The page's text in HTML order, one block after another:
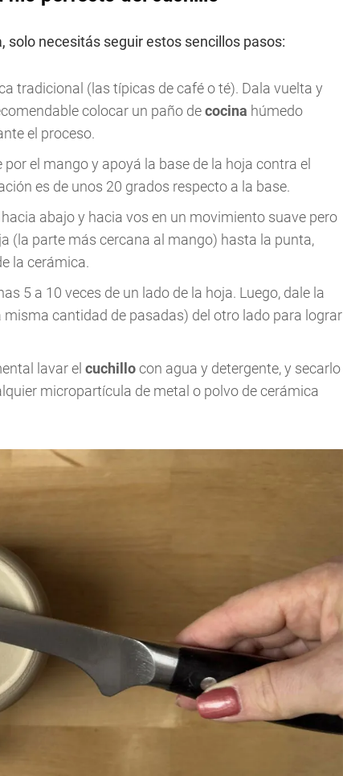
necesitás seguir estos sencillos pasos:
tradicional (las típicas de café o té). Dala vuelta y
colocar un paño decocina húmedo
el proceso.
el mango y apoyá la base de la hoja contra el
es de unos 20 grados respecto a la base.
hacia abajo y hacia vos en un movimiento suave pero
(la parte más cercana al mango) hasta la punta,
la cerámica.
5 a 10 veces de un lado de la hoja. Luego, dale la
cantidad de pasadas) del otro lado para lograr
lavar el cuchillocon agua y detergente, y secarlo
micropartícula de metal o polvo de cerámica